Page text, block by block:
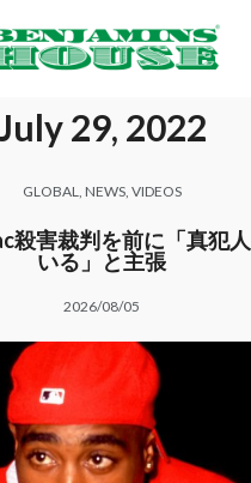
EXCLUSIVE
GLOBAL
GALLERY
29, 2022
GLOBAL NEWS, VIDEOS
殺害裁判を前に「真犯
いる」と主張
2026/08/05